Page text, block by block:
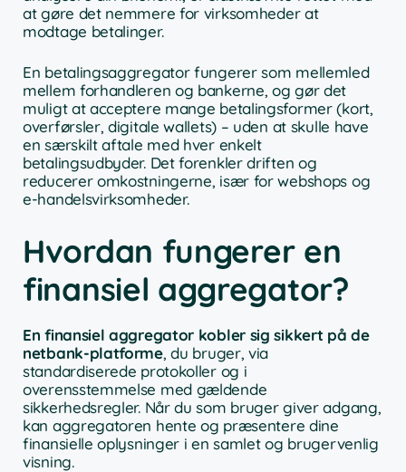
at gøre det nemmere for virksomheder at
modtage betalinger.
En betalingsaggregator fungerer som mellemled
mellem forhandleren og bankerne, og gør det
muligt at acceptere mange betalingsformer (kort,
overførsler, digitale wallets) – uden at skulle have
en særskilt aftale med hver enkelt
betalingsudbyder. Det forenkler driften og
reducerer omkostningerne, især for webshops og
e-handelsvirksomheder.
Hvordan fungerer en
finansiel aggregator?
En finansiel aggregator kobler sig sikkert på de
netbank-platforme, du bruger, via
standardiserede protokoller og i
overensstemmelse med gældende
sikkerhedsregler. Når du som bruger giver adgang,
kan aggregatoren hente og præsentere dine
finansielle oplysninger i en samlet og brugervenlig
visning.